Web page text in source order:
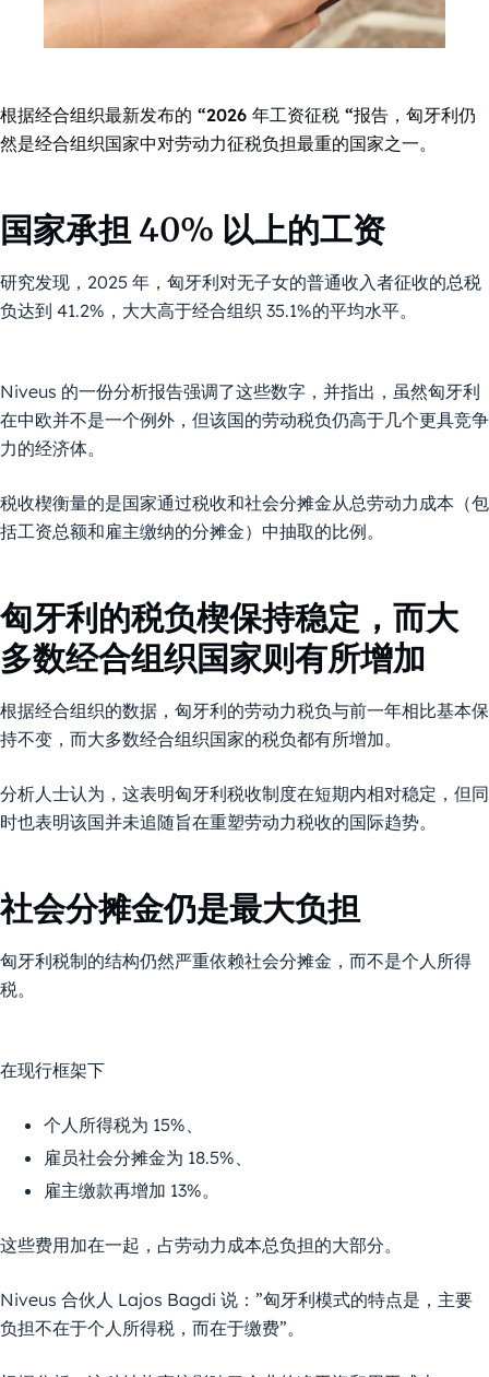
根据经合组织最新发布的 “2026 年工资征税 “报告，匈牙利仍
然是经合组织国家中对劳动力征税负担最重的国家之一。
国家承担 40% 以上的工资
研究发现，2025 年，匈牙利对无子女的普通收入者征收的总税
负达到 41.2%，大大高于经合组织 35.1%的平均水平。
Niveus 的一份分析报告强调了这些数字，并指出，虽然匈牙利
在中欧并不是一个例外，但该国的劳动税负仍高于几个更具竞争
力的经济体。
税收楔衡量的是国家通过税收和社会分摊金从总劳动力成本（包
括工资总额和雇主缴纳的分摊金）中抽取的比例。
匈牙利的税负楔保持稳定，而大
多数经合组织国家则有所增加
根据经合组织的数据，匈牙利的劳动力税负与前一年相比基本保
持不变，而大多数经合组织国家的税负都有所增加。
分析人士认为，这表明匈牙利税收制度在短期内相对稳定，但同
时也表明该国并未追随旨在重塑劳动力税收的国际趋势。
社会分摊金仍是最大负担
匈牙利税制的结构仍然严重依赖社会分摊金，而不是个人所得
税。
在现行框架下
个人所得税为 15%、
雇员社会分摊金为 18.5%、
雇主缴款再增加 13%。
这些费用加在一起，占劳动力成本总负担的大部分。
Niveus 合伙人 Lajos Bagdi 说：”匈牙利模式的特点是，主要
负担不在于个人所得税，而在于缴费”。